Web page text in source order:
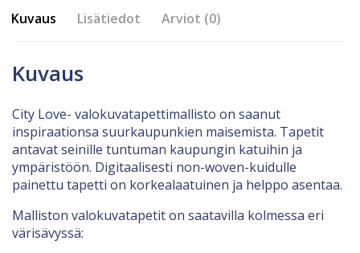
Kuvaus Lisätiedot Arviot (0)
Kuvaus
City Love- valokuvatapettimallisto on saanut
inspiraationsa suurkaupunkien maisemista. Tapetit
antavat seinille tuntuman kaupungin katuihin ja
ympäristöön. Digitaalisesti non-woven-kuidulle
painettu tapetti on korkealaatuinen ja helppo asentaa.
Malliston valokuvatapetit on saatavilla kolmessa eri
värisävyssä: